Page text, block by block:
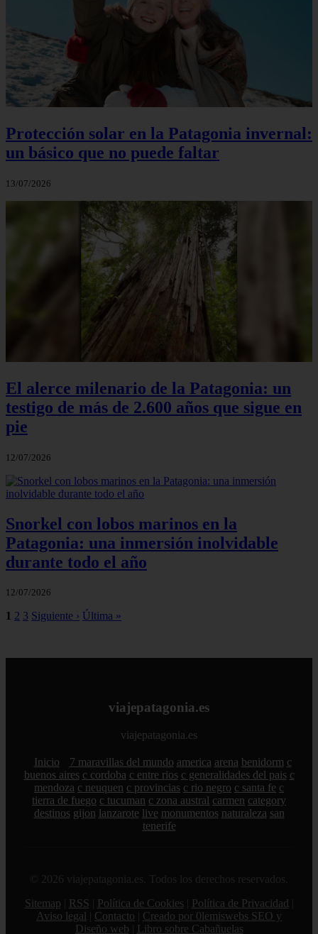
Protección solar en la Patagonia invernal:
un básico que no puede faltar
13/07/2026
El alerce milenario de la Patagonia: un
testigo de más de 2.600 años que sigue en
pie
12/07/2026
Snorkel con lobos marinos en la
Patagonia: una inmersión inolvidable
durante todo el año
12/07/2026
1 2 3 Siguiente › Última »
viajepatagonia.es
viajepatagonia.es
Inicio 7 maravillas del mundo america arena benidorm c
buenos aires c cordoba c entre rios c generalidades del pais c
mendoza c neuquen c provincias c rio negro c santa fe c
tierra de fuego c tucuman c zona austral carmen category
destinos gijon lanzarote live monumentos naturaleza san
tenerife
© 2026 viajepatagonia.es. Todos los derechos reservados.
Sitemap
RSS Política de Cookies Política de Privacidad
Aviso legal
Contacto
Creado por 0lemiswebs SEO y
Diseño web
Libro sobre Cabañuelas